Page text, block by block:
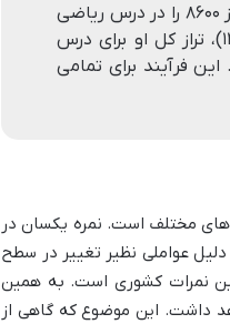
تواند منجر به تراز ۹۰۰۰ شود. حال اگر همین داوطلب در آزمون کنکور، تراز ۸۶۰۰ را در درس ریاضی
کسب کرده باشد، با توجه به تاثیر ۵۰ درصدی هر یک (برای کنکور ۱۴۰۴)، تراز کل او برای درس
۸۸۰۰ محاسبه می شود. این فرآیند برای تمامی
های مختلف است. نمره یکسان در
عواملی نظیر تغییر در سطح
نمرات کشوری است. به همین
داشت. این موضوع که گاهی از